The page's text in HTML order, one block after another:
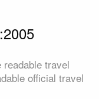
travel
official travel